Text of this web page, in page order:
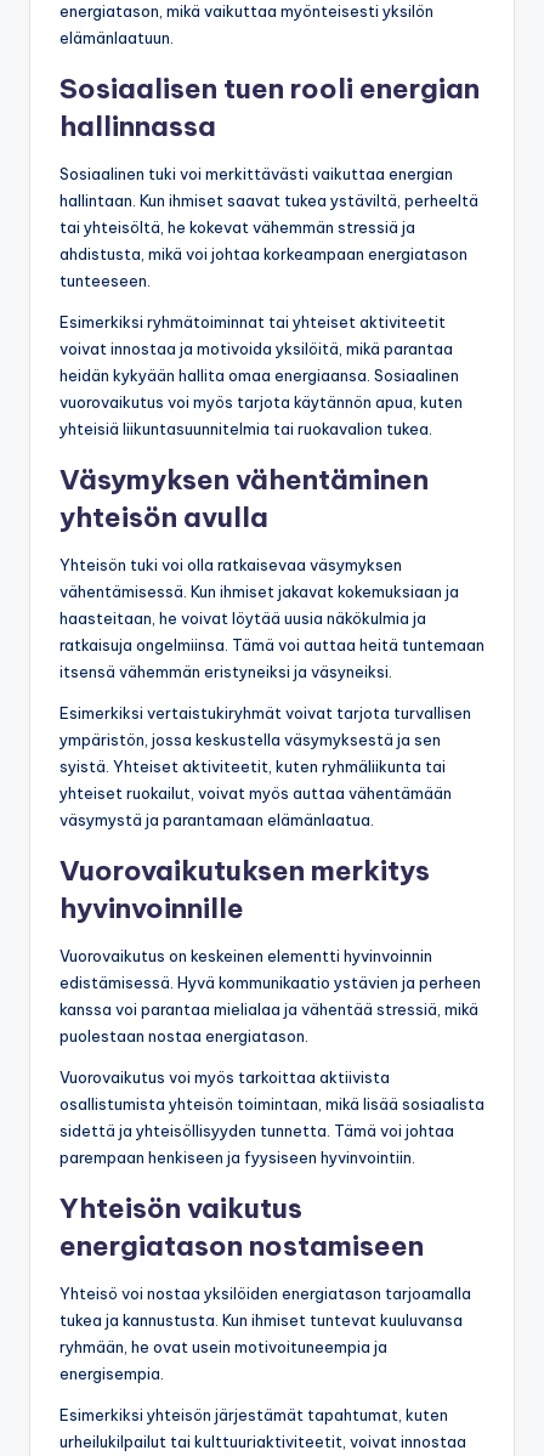
energiatason, mikä vaikuttaa myönteisesti yksilön
elämänlaatuun.
Sosiaalisen tuen rooli energian
hallinnassa
Sosiaalinen tuki voi merkittävästi vaikuttaa energian
hallintaan. Kun ihmiset saavat tukea ystäviltä, perheeltä
tai yhteisöltä, he kokevat vähemmän stressiä ja
ahdistusta, mikä voi johtaa korkeampaan energiatason
tunteeseen.
Esimerkiksi ryhmätoiminnat tai yhteiset aktiviteetit
voivat innostaa ja motivoida yksilöitä, mikä parantaa
heidän kykyään hallita omaa energiaansa. Sosiaalinen
vuorovaikutus voi myös tarjota käytännön apua, kuten
yhteisiä liikuntasuunnitelmia tai ruokavalion tukea.
Väsymyksen vähentäminen
yhteisön avulla
Yhteisön tuki voi olla ratkaisevaa väsymyksen
vähentämisessä. Kun ihmiset jakavat kokemuksiaan ja
haasteitaan, he voivat löytää uusia näkökulmia ja
ratkaisuja ongelmiinsa. Tämä voi auttaa heitä tuntemaan
itsensä vähemmän eristyneiksi ja väsyneiksi.
Esimerkiksi vertaistukiryhmät voivat tarjota turvallisen
ympäristön, jossa keskustella väsymyksestä ja sen
syistä. Yhteiset aktiviteetit, kuten ryhmäliikunta tai
yhteiset ruokailut, voivat myös auttaa vähentämään
väsymystä ja parantamaan elämänlaatua.
Vuorovaikutuksen merkitys
hyvinvoinnille
Vuorovaikutus on keskeinen elementti hyvinvoinnin
edistämisessä. Hyvä kommunikaatio ystävien ja perheen
kanssa voi parantaa mielialaa ja vähentää stressiä, mikä
puolestaan nostaa energiatason.
Vuorovaikutus voi myös tarkoittaa aktiivista
osallistumista yhteisön toimintaan, mikä lisää sosiaalista
sidettä ja yhteisöllisyyden tunnetta. Tämä voi johtaa
parempaan henkiseen ja fyysiseen hyvinvointiin.
Yhteisön vaikutus
energiatason nostamiseen
Yhteisö voi nostaa yksilöiden energiatason tarjoamalla
tukea ja kannustusta. Kun ihmiset tuntevat kuuluvansa
ryhmään, he ovat usein motivoituneempia ja
energisempia.
Esimerkiksi yhteisön järjestämät tapahtumat, kuten
urheilukilpailut tai kulttuuriaktiviteetit, voivat innostaa